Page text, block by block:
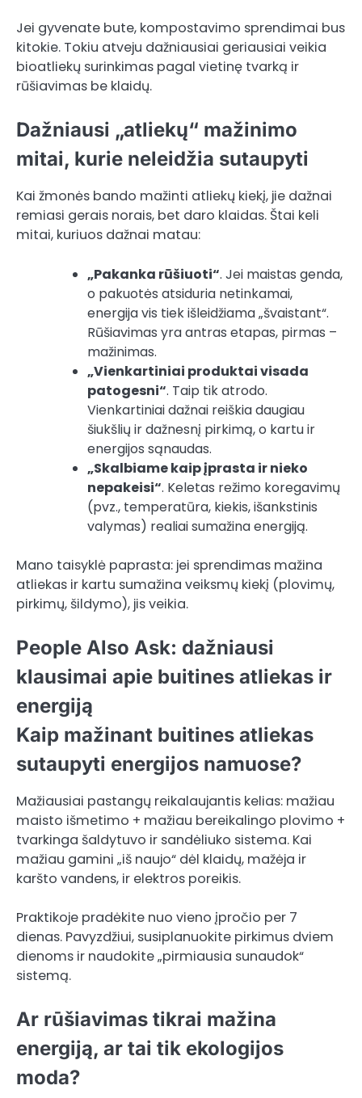
Jei gyvenate bute, kompostavimo sprendimai bus
kitokie. Tokiu atveju dažniausiai geriausiai veikia
bioatliekų surinkimas pagal vietinę tvarką ir
rūšiavimas be klaidų.
Dažniausi „atliekų“ mažinimo
mitai, kurie neleidžia sutaupyti
Kai žmonės bando mažinti atliekų kiekį, jie dažnai
remiasi gerais norais, bet daro klaidas. Štai keli
mitai, kuriuos dažnai matau:
„Pakanka rūšiuoti“. Jei maistas genda,
o pakuotės atsiduria netinkamai,
energija vis tiek išleidžiama „švaistant“.
Rūšiavimas yra antras etapas, pirmas –
mažinimas.
„Vienkartiniai produktai visada
patogesni“. Taip tik atrodo.
Vienkartiniai dažnai reiškia daugiau
šiukšlių ir dažnesnį pirkimą, o kartu ir
energijos sąnaudas.
„Skalbiame kaip įprasta ir nieko
nepakeisi“. Keletas režimo koregavimų
(pvz., temperatūra, kiekis, išankstinis
valymas) realiai sumažina energiją.
Mano taisyklė paprasta: jei sprendimas mažina
atliekas ir kartu sumažina veiksmų kiekį (plovimų,
pirkimų, šildymo), jis veikia.
People Also Ask: dažniausi
klausimai apie buitines atliekas ir
energiją
Kaip mažinant buitines atliekas
sutaupyti energijos namuose?
Mažiausiai pastangų reikalaujantis kelias: mažiau
maisto išmetimo + mažiau bereikalingo plovimo +
tvarkinga šaldytuvo ir sandėliuko sistema. Kai
mažiau gamini „iš naujo“ dėl klaidų, mažėja ir
karšto vandens, ir elektros poreikis.
Praktikoje pradėkite nuo vieno įpročio per 7
dienas. Pavyzdžiui, susiplanuokite pirkimus dviem
dienoms ir naudokite „pirmiausia sunaudok“
sistemą.
Ar rūšiavimas tikrai mažina
energiją, ar tai tik ekologijos
moda?